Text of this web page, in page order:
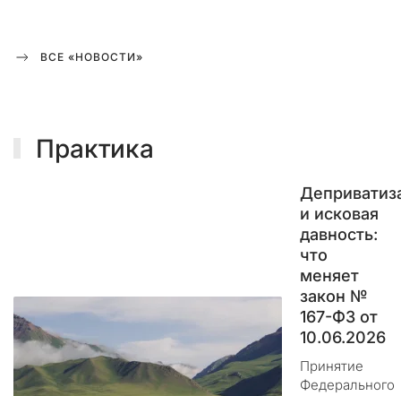
ВСЕ «НОВОСТИ»
Практика
и исковая
давность:
что
меняет
закон №
167-ФЗ от
10.06.2026
Принятие
Федерального
ю
я
е
р
е
х